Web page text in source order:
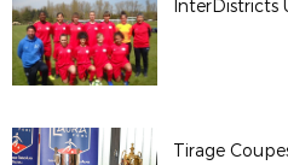
InterDistricts